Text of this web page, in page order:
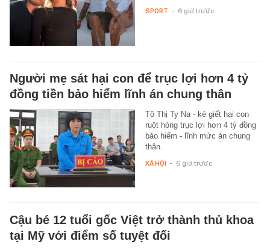
SPORT - 6 giờ trước
Người mẹ sát hại con để trục lợi hơn 4 tỷ
đồng tiền bảo hiểm lĩnh án chung thân
Tô Thị Ty Na - kẻ giết hại con
ruột hòng trục lợi hơn 4 tỷ đồng
bảo hiểm - lĩnh mức án chung
thân.
XÃ HỘI - 6 giờ trước
Cậu bé 12 tuổi gốc Việt trở thành thủ khoa
tại Mỹ với điểm số tuyệt đối